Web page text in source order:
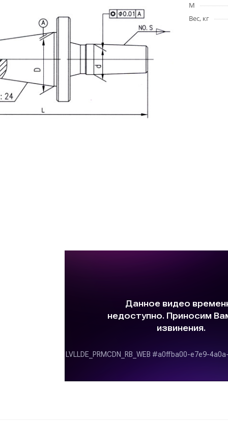
M
Вес, кг